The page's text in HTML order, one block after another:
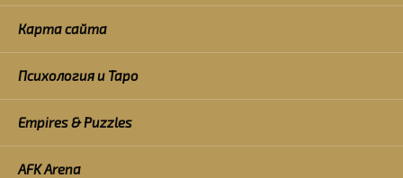
Карта сайта
Психология и Таро
Empires & Puzzles
AFK Arena